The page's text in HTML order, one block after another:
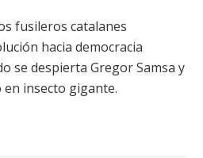
fusileros catalanes
hacia democracia
se despierta Gregor Samsa y
insecto gigante.